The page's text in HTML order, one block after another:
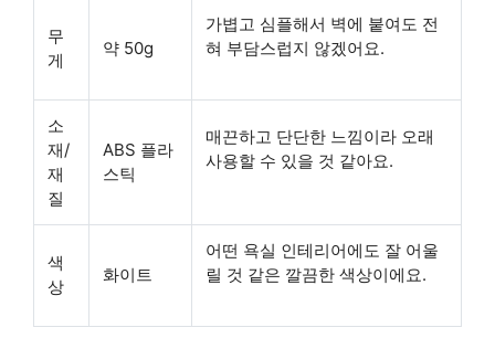
무
게
약 50g
가볍고 심플해서 벽에 붙여도 전
혀 부담스럽지 않겠어요.
소
재/
재
질
ABS 플라
스틱
매끈하고 단단한 느낌이라 오래
사용할 수 있을 것 같아요.
색
상
화이트
어떤 욕실 인테리어에도 잘 어울
릴 것 같은 깔끔한 색상이에요.